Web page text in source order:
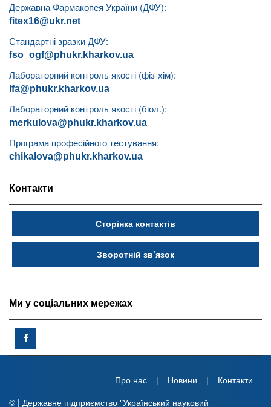
Державна Фармакопея України (ДФУ):
fitex16@ukr.net
Стандартні зразки ДФУ:
fso_ogf@phukr.kharkov.ua
Лабораторний контроль якості (фіз-хім):
lfa@phukr.kharkov.ua
Лабораторний контроль якості (біол.):
merkulova@phukr.kharkov.ua
Програма професійного тестування:
chikalova@phukr.kharkov.ua
Контакти
Сторінка контактів
Зворотній зв’язок
Ми у соціальних мережах
Про нас Новини
Контакти
© | Державне підприємство "Український науковий